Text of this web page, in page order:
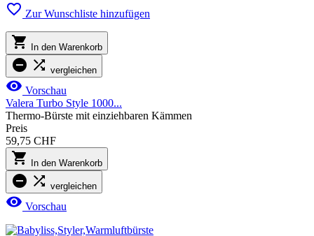
 Zur Wunschliste hinzufügen
 In den Warenkorb
  vergleichen
 Vorschau
Valera Turbo Style 1000...
Thermo-Bürste mit einziehbaren Kämmen
Preis
59,75 CHF
 In den Warenkorb
  vergleichen
 Vorschau